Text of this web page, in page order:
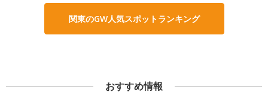
関東のGW人気スポットランキング
おすすめ情報